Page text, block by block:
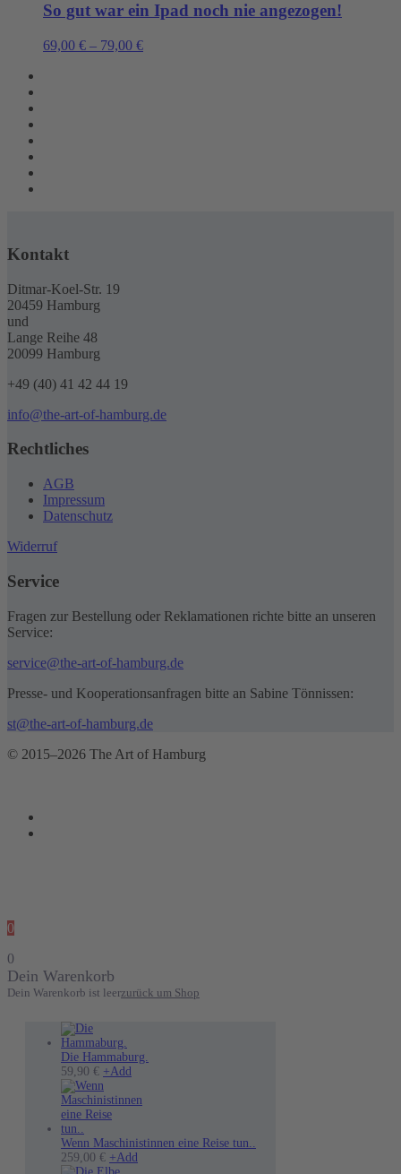
So gut war ein Ipad noch nie angezogen!
69,00 € – 79,00 €
Kontakt
Ditmar-Koel-Str. 19
20459 Hamburg
und
Lange Reihe 48
20099 Hamburg
+49 (40) 41 42 44 19
info@the-art-of-hamburg.de
Rechtliches
AGB
Impressum
Datenschutz
Widerruf
Service
Fragen zur Bestellung oder Reklamationen richte bitte an unseren
Service:
service@the-art-of-hamburg.de
Presse- und Kooperationsanfragen bitte an Sabine Tönnissen:
st@the-art-of-hamburg.de
© 2015–2026 The Art of Hamburg
0
0
Dein Warenkorb
Dein Warenkorb ist leerzurück um Shop
Die Hammaburg.
59,90 € +Add
weist
auf.
Die
Wenn Maschinistinnen eine Reise tun..
259,00 € +Add